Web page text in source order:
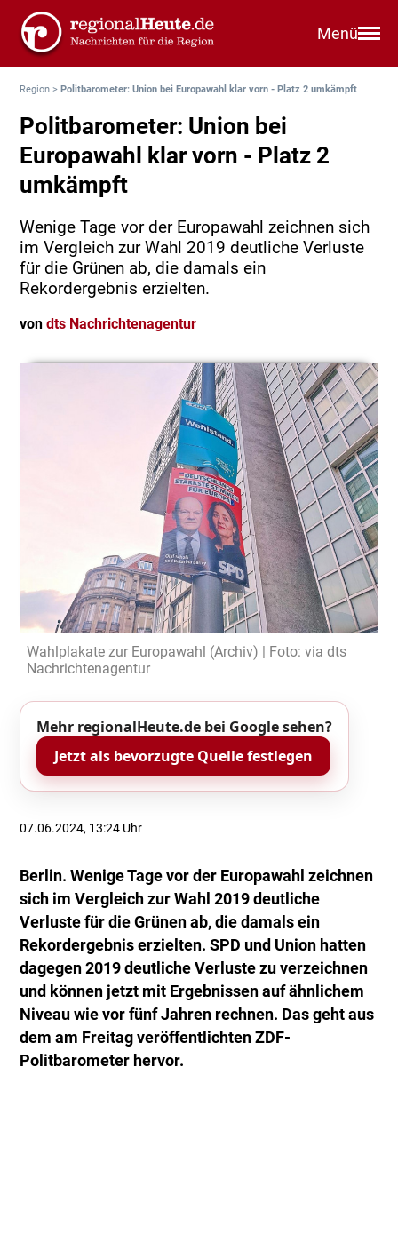
Menü
Region >Politbarometer: Union bei Europawahl klar vorn - Platz 2 umkämpft
Politbarometer: Union bei
Europawahl klar vorn - Platz 2
umkämpft
Wenige Tage vor der Europawahl zeichnen sich
im Vergleich zur Wahl 2019 deutliche Verluste
für die Grünen ab, die damals ein
Rekordergebnis erzielten.
vondts Nachrichtenagentur
Wahlplakate zur Europawahl (Archiv) | Foto: via dts
Nachrichtenagentur
Mehr regionalHeute.de bei Google sehen?
Jetzt als bevorzugte Quelle festlegen
07.06.2024, 13:24 Uhr
Berlin. Wenige Tage vor der Europawahl zeichnen
sich im Vergleich zur Wahl 2019 deutliche
Verluste für die Grünen ab, die damals ein
Rekordergebnis erzielten. SPD und Union hatten
dagegen 2019 deutliche Verluste zu verzeichnen
und können jetzt mit Ergebnissen auf ähnlichem
Niveau wie vor fünf Jahren rechnen. Das geht aus
dem am Freitag veröffentlichten ZDF-
Politbarometer hervor.